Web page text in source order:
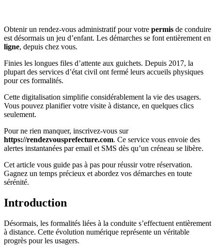
Obtenir un rendez-vous administratif pour votre permis de conduire
est désormais un jeu d’enfant. Les démarches se font entièrement en
ligne, depuis chez vous.
Finies les longues files d’attente aux guichets. Depuis 2017, la
plupart des services d’état civil ont fermé leurs accueils physiques
pour ces formalités.
Cette digitalisation simplifie considérablement la vie des usagers.
Vous pouvez planifier votre visite à distance, en quelques clics
seulement.
Pour ne rien manquer, inscrivez-vous sur
https://rendezvousprefecture.com. Ce service vous envoie des
alertes instantanées par email et SMS dès qu’un créneau se libère.
Cet article vous guide pas à pas pour réussir votre réservation.
Gagnez un temps précieux et abordez vos démarches en toute
sérénité.
Introduction
Désormais, les formalités liées à la conduite s’effectuent entièrement
à distance. Cette évolution numérique représente un véritable
progrès pour les usagers.